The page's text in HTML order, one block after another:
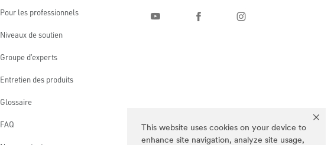
This website uses cookies on your device to
enhance site navigation, analyze site usage,
Pour les professionnels
Niveaux de soutien
Groupe d’experts
Entretien des produits
Glossaire
FAQ